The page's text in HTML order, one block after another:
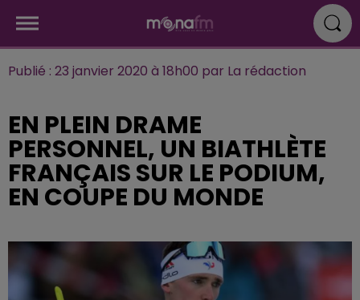
Publié : 23 janvier 2020 à 18h00 par La rédaction
EN PLEIN DRAME
PERSONNEL, UN BIATHLÈTE
FRANÇAIS SUR LE PODIUM,
EN COUPE DU MONDE